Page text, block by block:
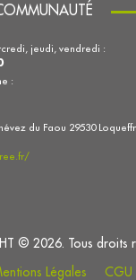
du Faou 29530
jeudi, vendredi :
:
© 2026. Tous droits
Légales
CGU